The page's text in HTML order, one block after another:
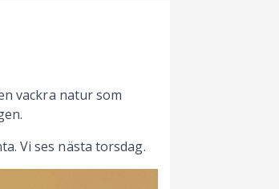
vackra natur som
Vi ses nästa torsdag.